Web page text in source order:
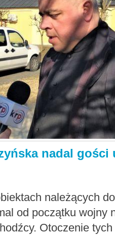
nadal gości
należących
od początku wojny
Otoczenie